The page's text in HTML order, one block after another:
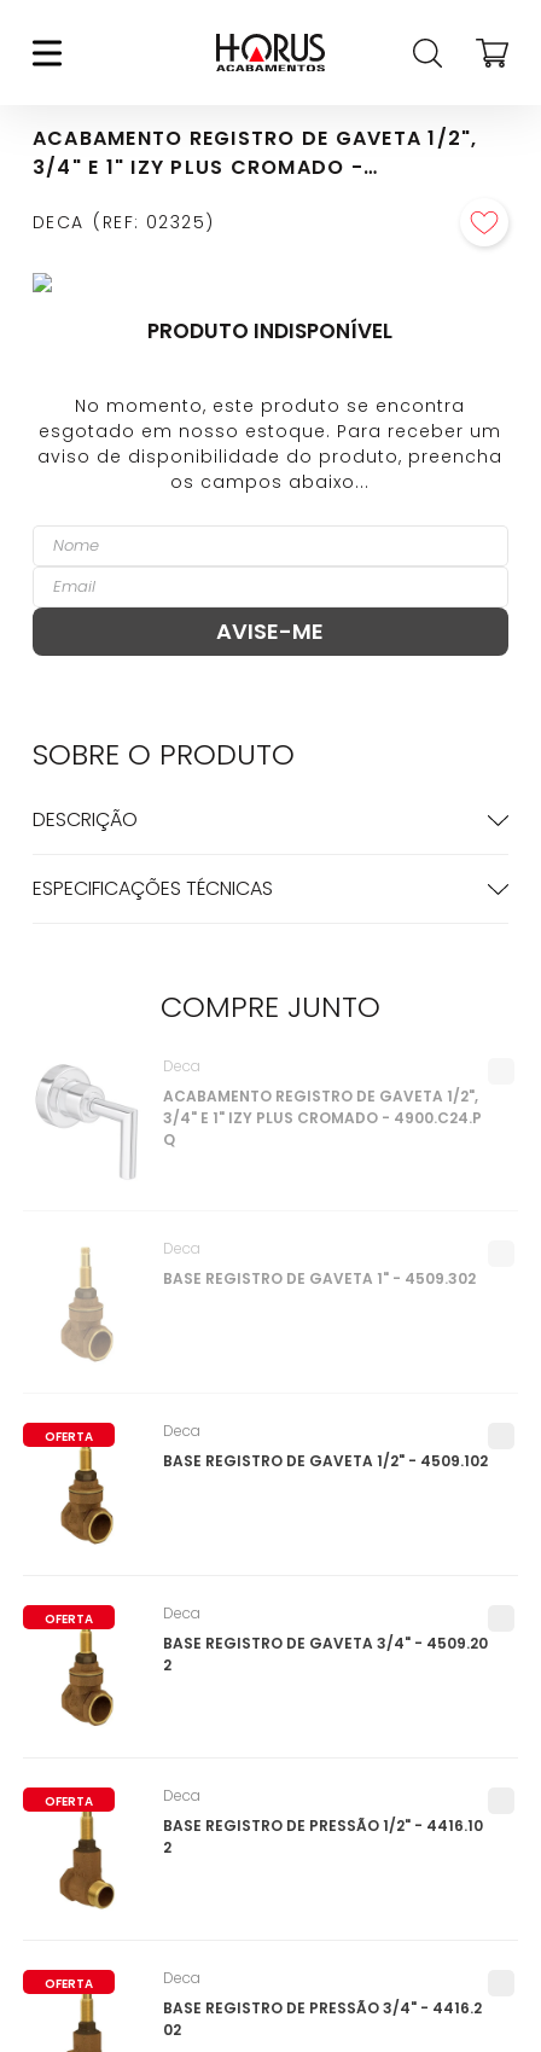
ACABAMENTO REGISTRO DE GAVETA 1/2",
3/4" E 1" IZY PLUS CROMADO -
DECA REF: 02325
PRODUTO INDISPONÍVEL
SOBRE O PRODUTO
DESCRIÇÃO
ESPECIFICAÇÕES TÉCNICAS
COMPRE JUNTO
ACABAMENTO REGISTRO DE GAVETA 1/2",
3/4" E 1" IZY PLUS CROMADO - 4900.C24.P
Q
Deca
BASE REGISTRO DE GAVETA 1" - 4509.302
Deca
OFERTA
BASE REGISTRO DE GAVETA 1/2" - 4509.102
Deca
OFERTA
BASE REGISTRO DE GAVETA 3/4" - 4509.20
2
Deca
OFERTA
BASE REGISTRO DE PRESSÃO 1/2" - 4416.10
2
Deca
OFERTA
BASE REGISTRO DE PRESSÃO 3/4" - 4416.2
02
Deca